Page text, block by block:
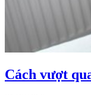
Cách vượt